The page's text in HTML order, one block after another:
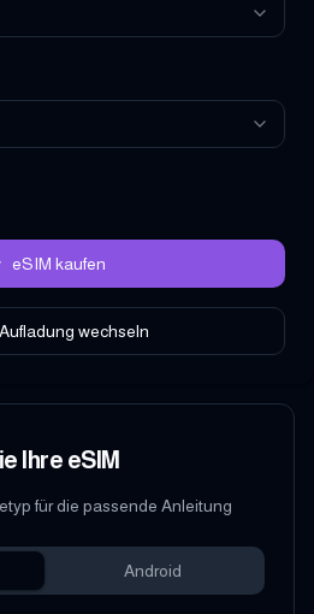
eSIM kaufen
wechseln
Ihre eSIM
für die passende Anleitung
Android